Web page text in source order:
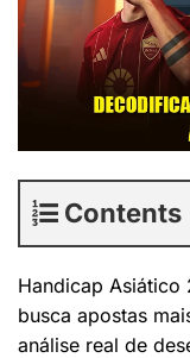
Contents
Handicap Asiático
busca apostas
análise real de